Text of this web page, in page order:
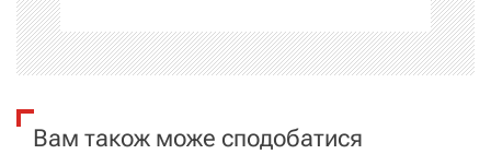
і
я
з
Вам також може сподобатися